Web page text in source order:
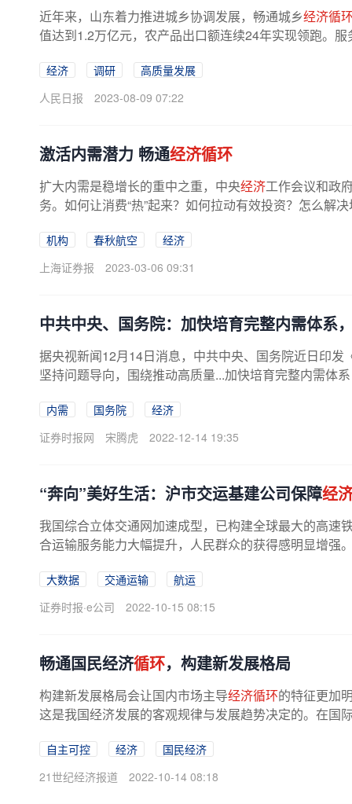
近年来，山东着力推进城乡协调发展，畅通城乡经济循
值达到1.2万亿元，农产品出口额连续24年实现领跑。
经济 调研
高质量发展
人民日报
2023-08-09 07:22
激活内需潜力 畅通经济循环
扩大内需是稳增长的重中之重，中央经济工作会议和政
务。如何让消费“热”起来？如何拉动有效投资？怎么解
机构 春秋航空
经济
上海证券报
2023-03-06 09:31
中共中央、国务院：加快培育完整内需体系
据央视新闻12月14日消息，中共中央、国务院近日印
坚持问题导向，围绕推动高质量...加快培育完整内需体
内需 国务院
经济
证券时报网
宋腾虎 2022-12-14 19:35
“奔向”美好生活：沪市交运基建公司保障经
我国综合立体交通网加速成型，已构建全球最大的高速
合运输服务能力大幅提升，人民群众的获得感明显增强
大数据 交通运输
航运
证券时报·e公司
2022-10-15 08:15
畅通国民经济循环，构建新发展格局
构建新发展格局会让国内市场主导经济循环的特征更加
这是我国经济发展的客观规律与发展趋势决定的。在国
自主可控 经济
国民经济
21世纪经济报道
2022-10-14 08:18